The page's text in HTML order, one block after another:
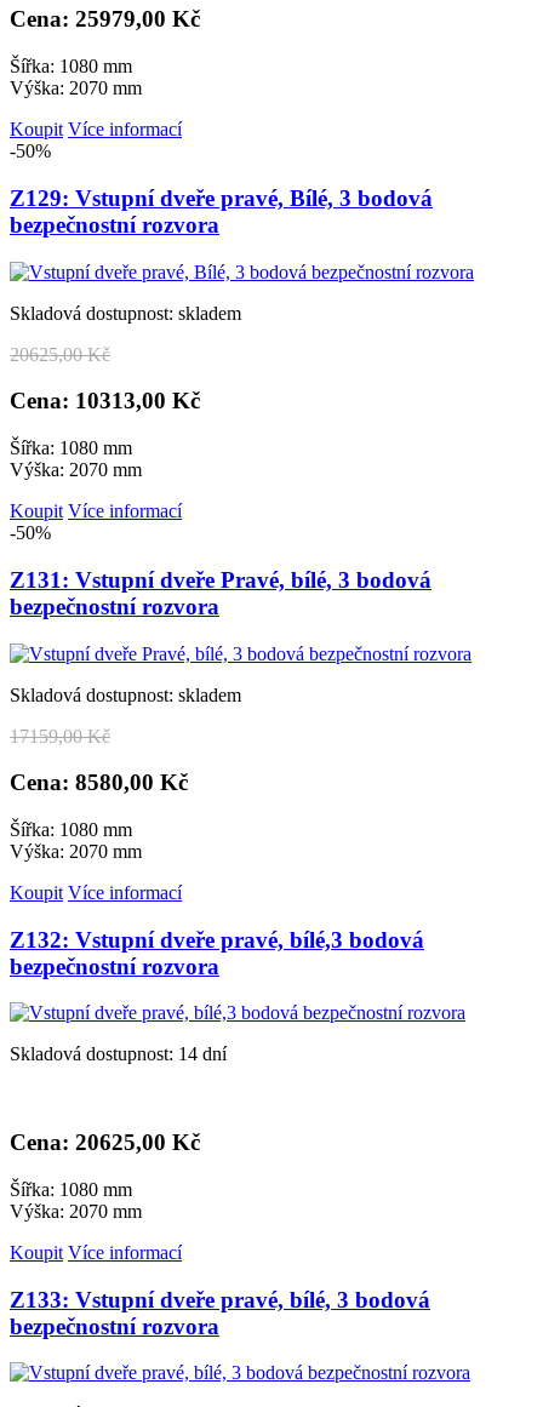
Cena: 25979,00 Kč
Šířka: 1080 mm
Výška: 2070 mm
Koupit Více informací
-50%
Z129: Vstupní dveře pravé, Bílé, 3 bodová
bezpečnostní rozvora
Skladová dostupnost: skladem
20625,00 Kč
Cena: 10313,00 Kč
Šířka: 1080 mm
Výška: 2070 mm
Koupit Více informací
-50%
Z131: Vstupní dveře Pravé, bílé, 3 bodová
bezpečnostní rozvora
Skladová dostupnost: skladem
17159,00 Kč
Cena: 8580,00 Kč
Šířka: 1080 mm
Výška: 2070 mm
Koupit Více informací
Z132: Vstupní dveře pravé, bílé,3 bodová
bezpečnostní rozvora
Skladová dostupnost: 14 dní
Cena: 20625,00 Kč
Šířka: 1080 mm
Výška: 2070 mm
Koupit Více informací
Z133: Vstupní dveře pravé, bílé, 3 bodová
bezpečnostní rozvora